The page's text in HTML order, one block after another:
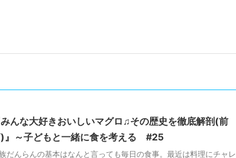
みんな大好きおいしいマグロ♫その歴史を徹底解剖(前
』～子どもと一緒に食を考える #25
だんらんの基本はなんと言っても毎日の食事。最近は料理にチャレ